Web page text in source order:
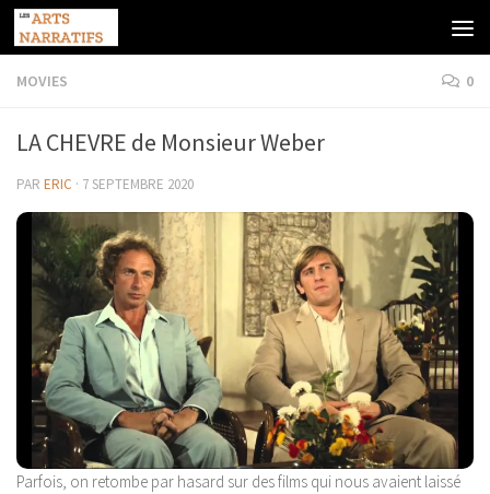
Skip to content
MOVIES 0
LA CHEVRE de Monsieur Weber
PAR ERIC · 7 SEPTEMBRE 2020
Parfois, on retombe par hasard sur des films qui nous avaient laissé